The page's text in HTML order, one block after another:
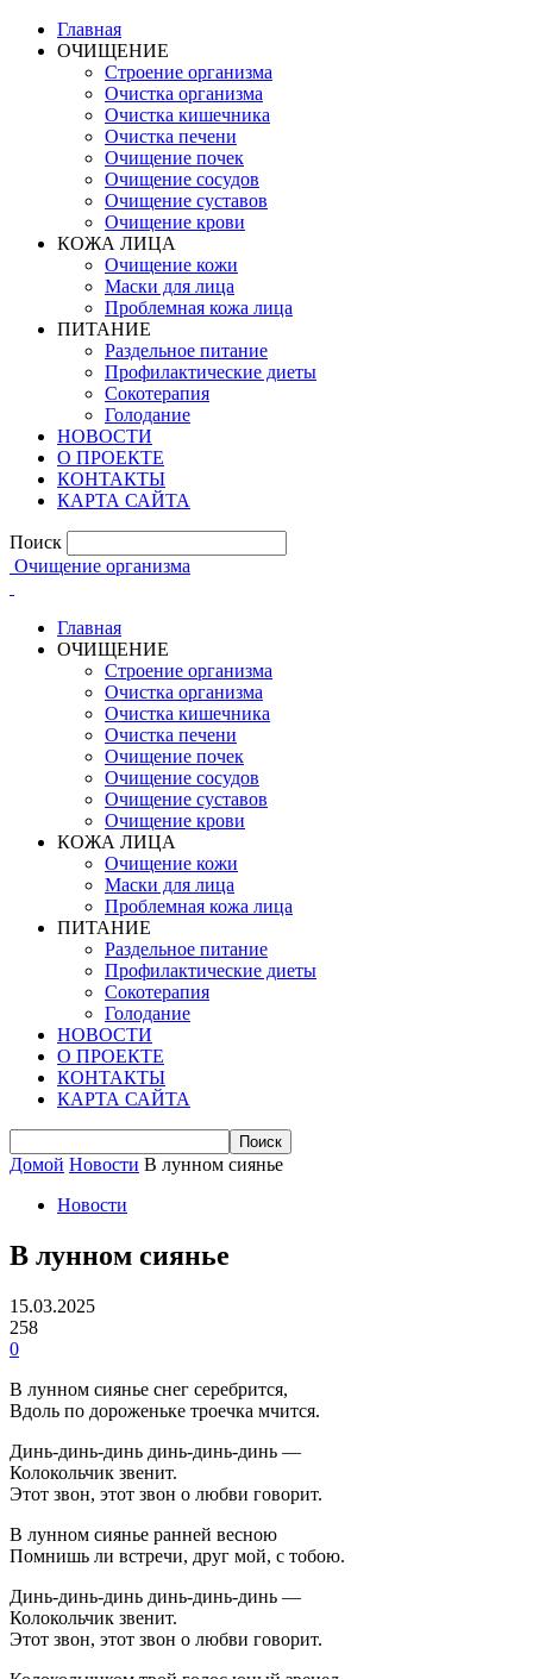
Главная
ОЧИЩЕНИЕ
Строение организма
Очистка организма
Очистка кишечника
Очистка печени
Очищение почек
Очищение сосудов
Очищение суставов
Очищение крови
КОЖА ЛИЦА
Очищение кожи
Маски для лица
Проблемная кожа лица
ПИТАНИЕ
Раздельное питание
Профилактические диеты
Сокотерапия
Голодание
НОВОСТИ
О ПРОЕКТЕ
КОНТАКТЫ
КАРТА САЙТА
Поиск
Очищение организма
Главная
ОЧИЩЕНИЕ
Строение организма
Очистка организма
Очистка кишечника
Очистка печени
Очищение почек
Очищение сосудов
Очищение суставов
Очищение крови
КОЖА ЛИЦА
Очищение кожи
Маски для лица
Проблемная кожа лица
ПИТАНИЕ
Раздельное питание
Профилактические диеты
Сокотерапия
Голодание
НОВОСТИ
О ПРОЕКТЕ
КОНТАКТЫ
КАРТА САЙТА
Домой Новости В лунном сиянье
Новости
В лунном сиянье
15.03.2025
258
0
В лунном сиянье снег серебрится,
Вдоль по дороженьке троечка мчится.
Динь-динь-динь динь-динь-динь —
Колокольчик звенит.
Этот звон, этот звон о любви говорит.
В лунном сиянье ранней весною
Помнишь ли встречи, друг мой, с тобою.
Динь-динь-динь динь-динь-динь —
Колокольчик звенит.
Этот звон, этот звон о любви говорит.